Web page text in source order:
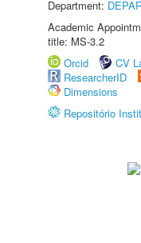
Department:
Academic
title: MS-3.2
Orcid
CV
ResearcherID
Dimensions
Repositório